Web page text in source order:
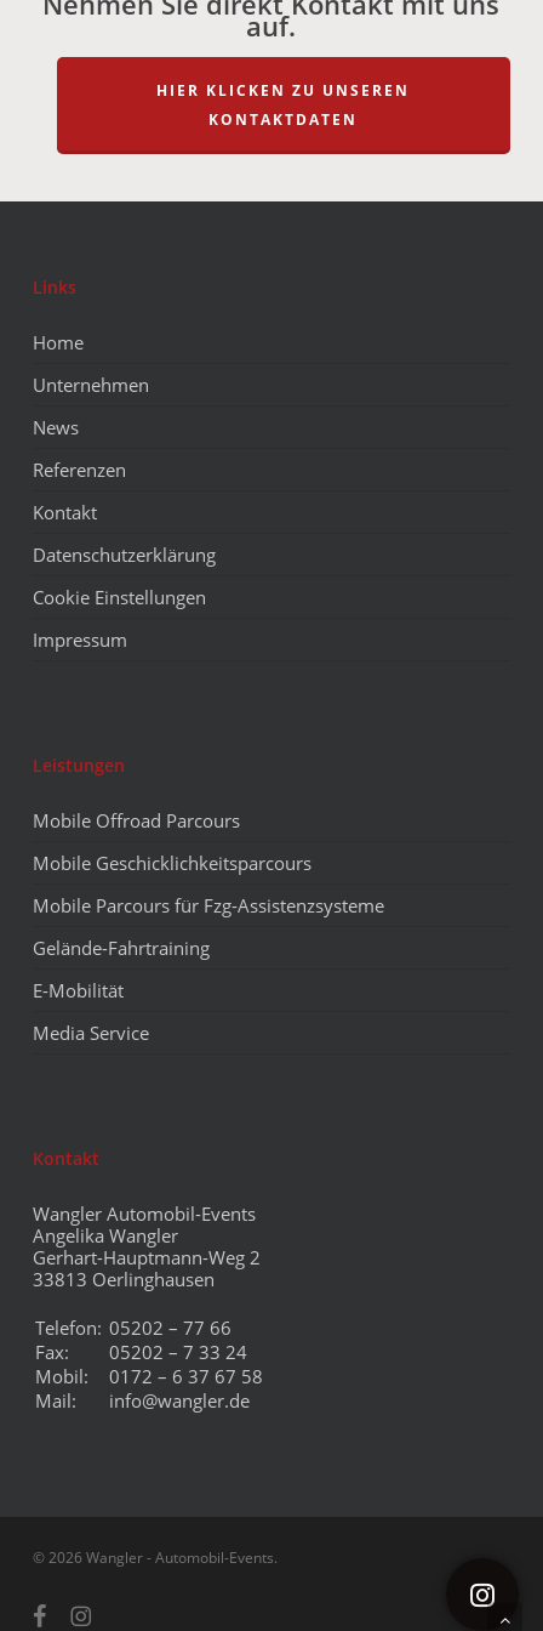
auf.
HIER KLICKEN ZU UNSEREN
KONTAKTDATEN
Links
Home
Unternehmen
News
Referenzen
Kontakt
Datenschutzerklärung
Cookie Einstellungen
Impressum
Leistungen
Mobile Offroad Parcours
Mobile Geschicklichkeitsparcours
Mobile Parcours für Fzg-Assistenzsysteme
Gelände-Fahrtraining
E-Mobilität
Media Service
Kontakt
Wangler Automobil-Events
Angelika Wangler
Gerhart-Hauptmann-Weg 2
33813 Oerlinghausen
Telefon: 05202 – 77 66
Fax:
05202 – 7 33 24
Mobil:
0172 – 6 37 67 58
Mail:
info@wangler.de
© 2026 Wangler - Automobil-Events.
facebookinstagram